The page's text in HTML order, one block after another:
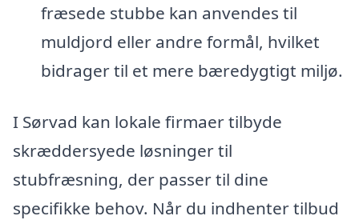
fræsede stubbe kan anvendes til
muldjord eller andre formål, hvilket
bidrager til et mere bæredygtigt miljø.
I Sørvad kan lokale firmaer tilbyde
skræddersyede løsninger til
stubfræsning, der passer til dine
specifikke behov. Når du indhenter tilbud